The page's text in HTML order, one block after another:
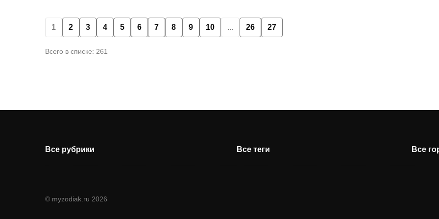
1 2 3 4 5 6 7 8 9 10 ... 26 27
Всего в списке: 261
Все рубрики Все теги Все
© myzodiak.ru 2026